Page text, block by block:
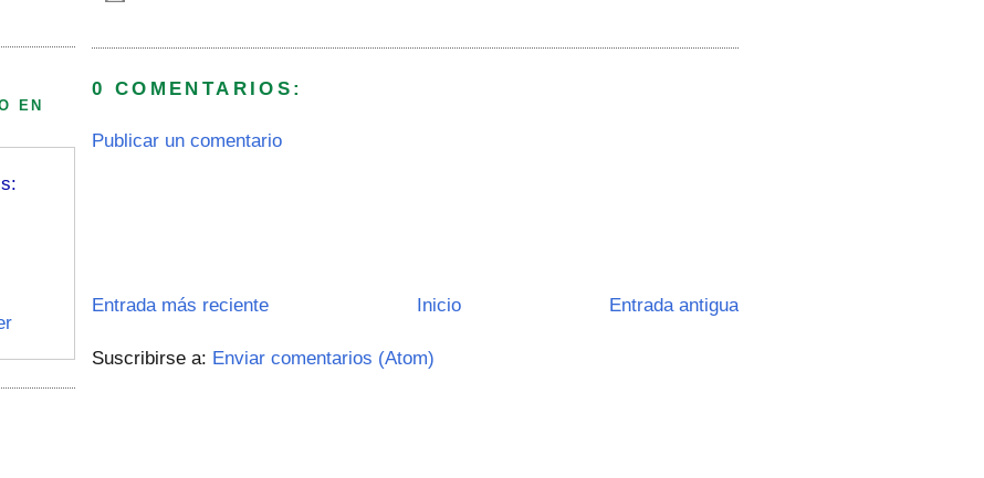
0 COMENTARIOS:
Publicar un comentario
Entrada más reciente Entrada antigua
Inicio
Suscribirse a: Enviar comentarios (Atom)
EN